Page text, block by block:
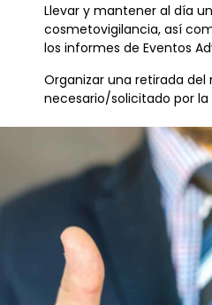
Llevar y mantener al día
cosmetovigilancia, así
los informes de Eventos
Organizar una retirada
necesario/solicitado por la